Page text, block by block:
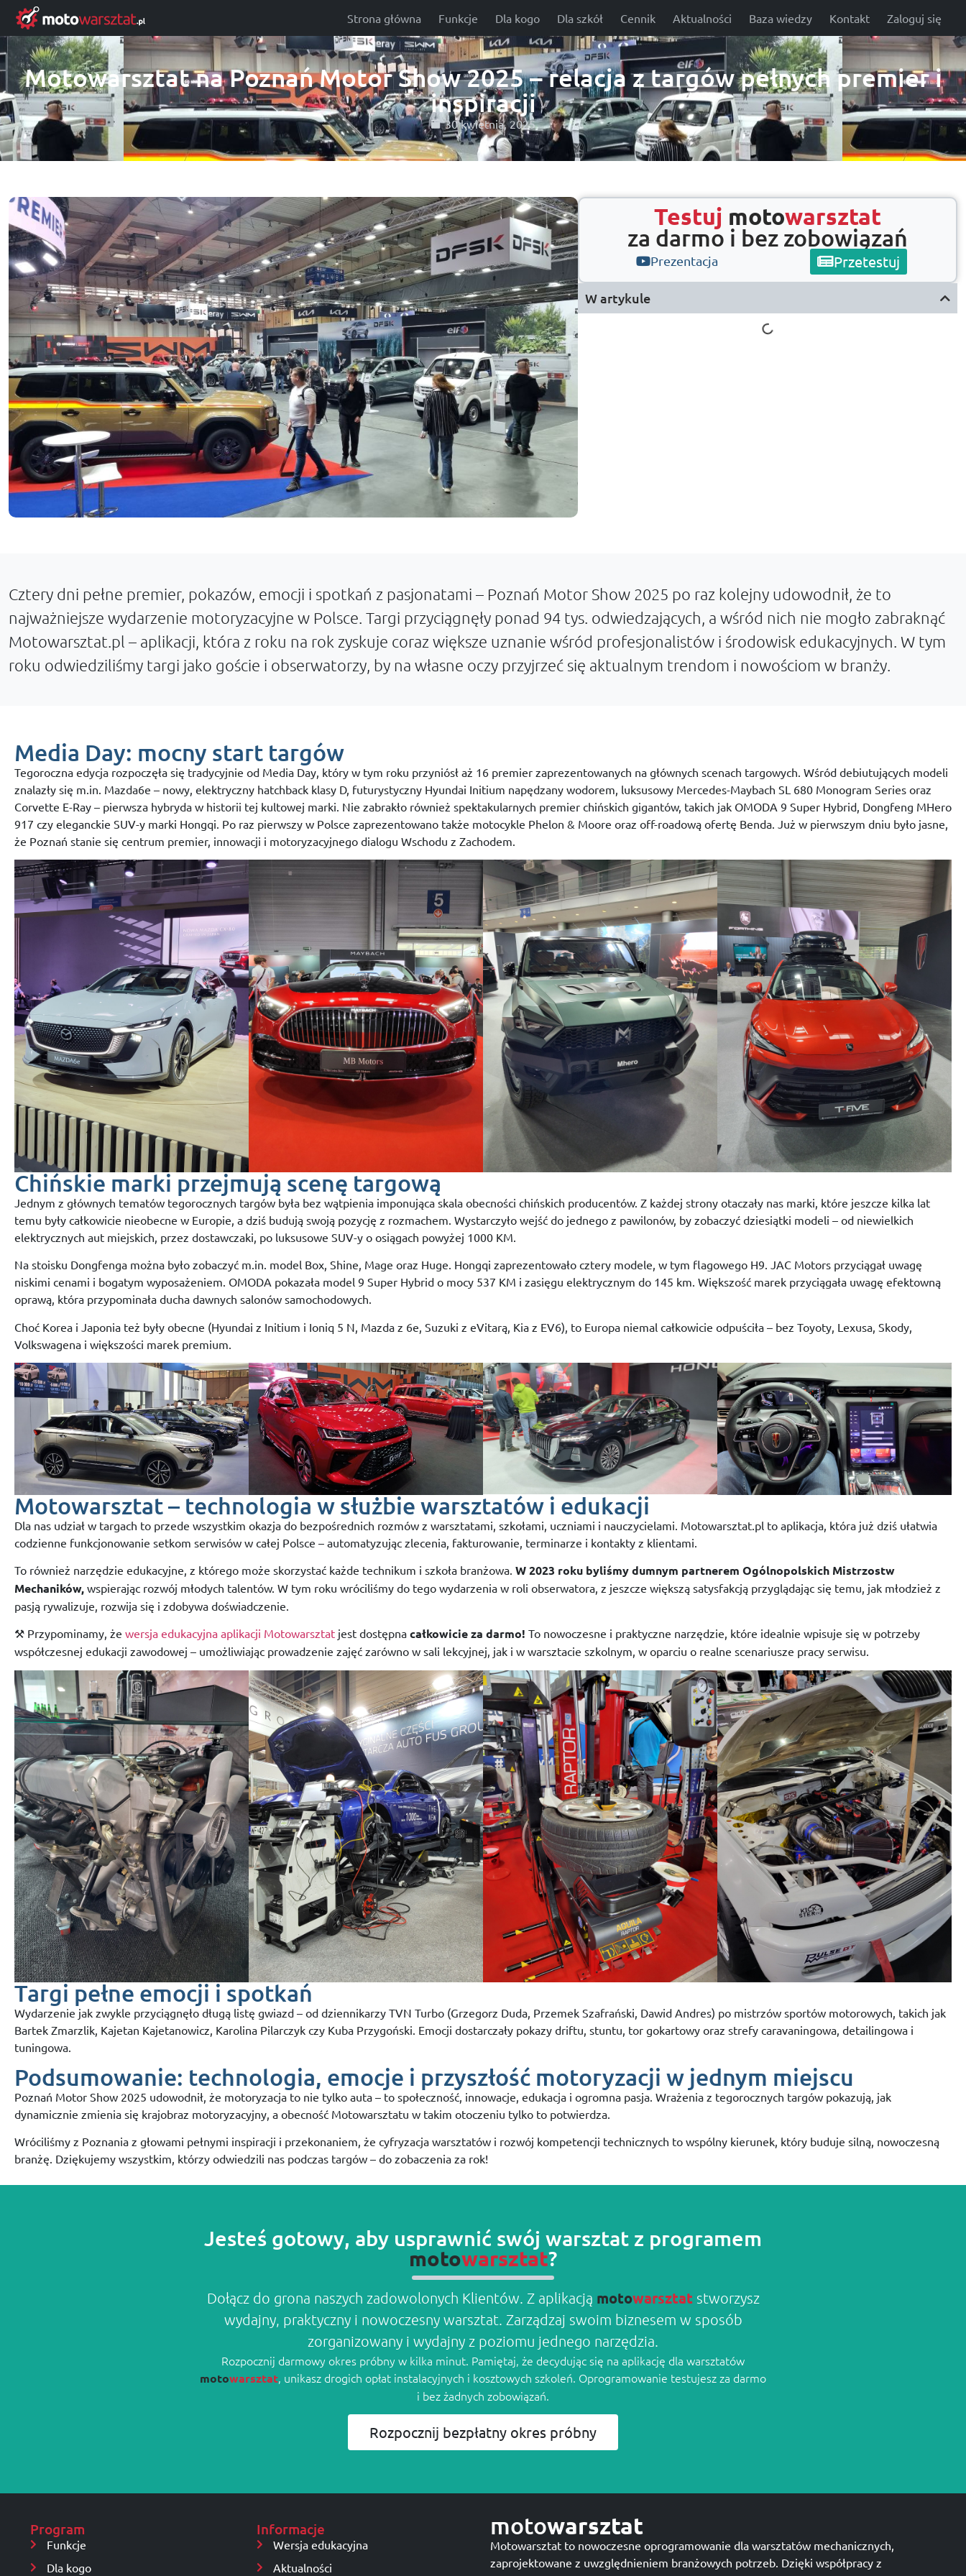
Strona główna Funkcje Dla kogo Dla szkół Cennik Aktualności Baza wiedzy Kontakt Zaloguj się
Motowarsztat na Poznań Motor Show 2025 – relacja z targów pełnych premier i
inspiracji
30 kwietnia, 2025
Testuj motowarsztat
za darmo i bez zobowiązań
Prezentacja Przetestuj
W artykule
Cztery dni pełne premier, pokazów, emocji i spotkań z pasjonatami – Poznań Motor Show 2025 po raz kolejny udowodnił, że to
najważniejsze wydarzenie motoryzacyjne w Polsce. Targi przyciągnęły ponad 94 tys. odwiedzających, a wśród nich nie mogło zabraknąć
Motowarsztat.pl – aplikacji, która z roku na rok zyskuje coraz większe uznanie wśród profesjonalistów i środowisk edukacyjnych. W tym
roku odwiedziliśmy targi jako goście i obserwatorzy, by na własne oczy przyjrzeć się aktualnym trendom i nowościom w branży.
Media Day: mocny start targów
Tegoroczna edycja rozpoczęła się tradycyjnie od Media Day, który w tym roku przyniósł aż 16 premier zaprezentowanych na głównych scenach targowych. Wśród debiutujących modeli
znalazły się m.in. Mazda6e – nowy, elektryczny hatchback klasy D, futurystyczny Hyundai Initium napędzany wodorem, luksusowy Mercedes-Maybach SL 680 Monogram Series oraz
Corvette E-Ray – pierwsza hybryda w historii tej kultowej marki. Nie zabrakło również spektakularnych premier chińskich gigantów, takich jak OMODA 9 Super Hybrid, Dongfeng MHero
917 czy eleganckie SUV-y marki Hongqi. Po raz pierwszy w Polsce zaprezentowano także motocykle Phelon & Moore oraz off-roadową ofertę Benda. Już w pierwszym dniu było jasne,
że Poznań stanie się centrum premier, innowacji i motoryzacyjnego dialogu Wschodu z Zachodem.
Chińskie marki przejmują scenę targową
Jednym z głównych tematów tegorocznych targów była bez wątpienia imponująca skala obecności chińskich producentów. Z każdej strony otaczały nas marki, które jeszcze kilka lat
temu były całkowicie nieobecne w Europie, a dziś budują swoją pozycję z rozmachem. Wystarczyło wejść do jednego z pawilonów, by zobaczyć dziesiątki modeli – od niewielkich
elektrycznych aut miejskich, przez dostawczaki, po luksusowe SUV-y o osiągach powyżej 1000 KM.
Na stoisku Dongfenga można było zobaczyć m.in. model Box, Shine, Mage oraz Huge. Hongqi zaprezentowało cztery modele, w tym flagowego H9. JAC Motors przyciągał uwagę
niskimi cenami i bogatym wyposażeniem. OMODA pokazała model 9 Super Hybrid o mocy 537 KM i zasięgu elektrycznym do 145 km. Większość marek przyciągała uwagę efektowną
oprawą, która przypominała ducha dawnych salonów samochodowych.
Choć Korea i Japonia też były obecne (Hyundai z Initium i Ioniq 5 N, Mazda z 6e, Suzuki z eVitarą, Kia z EV6), to Europa niemal całkowicie odpuściła – bez Toyoty, Lexusa, Skody,
Volkswagena i większości marek premium.
Motowarsztat – technologia w służbie warsztatów i edukacji
Dla nas udział w targach to przede wszystkim okazja do bezpośrednich rozmów z warsztatami, szkołami, uczniami i nauczycielami. Motowarsztat.pl to aplikacja, która już dziś ułatwia
codzienne funkcjonowanie setkom serwisów w całej Polsce – automatyzując zlecenia, fakturowanie, terminarze i kontakty z klientami.
To również narzędzie edukacyjne, z którego może skorzystać każde technikum i szkoła branżowa. W 2023 roku byliśmy dumnym partnerem Ogólnopolskich Mistrzostw
Mechaników, wspierając rozwój młodych talentów. W tym roku wróciliśmy do tego wydarzenia w roli obserwatora, z jeszcze większą satysfakcją przyglądając się temu, jak młodzież z
pasją rywalizuje, rozwija się i zdobywa doświadczenie.
⚒️ Przypominamy, że wersja edukacyjna aplikacji Motowarsztat jest dostępna całkowicie za darmo! To nowoczesne i praktyczne narzędzie, które idealnie wpisuje się w potrzeby
współczesnej edukacji zawodowej – umożliwiając prowadzenie zajęć zarówno w sali lekcyjnej, jak i w warsztacie szkolnym, w oparciu o realne scenariusze pracy serwisu.
Targi pełne emocji i spotkań
Wydarzenie jak zwykle przyciągnęło długą listę gwiazd – od dziennikarzy TVN Turbo (Grzegorz Duda, Przemek Szafrański, Dawid Andres) po mistrzów sportów motorowych, takich jak
Bartek Zmarzlik, Kajetan Kajetanowicz, Karolina Pilarczyk czy Kuba Przygoński. Emocji dostarczały pokazy driftu, stuntu, tor gokartowy oraz strefy caravaningowa, detailingowa i
tuningowa.
Podsumowanie: technologia, emocje i przyszłość motoryzacji w jednym miejscu
Poznań Motor Show 2025 udowodnił, że motoryzacja to nie tylko auta – to społeczność, innowacje, edukacja i ogromna pasja. Wrażenia z tegorocznych targów pokazują, jak
dynamicznie zmienia się krajobraz motoryzacyjny, a obecność Motowarsztatu w takim otoczeniu tylko to potwierdza.
Wróciliśmy z Poznania z głowami pełnymi inspiracji i przekonaniem, że cyfryzacja warsztatów i rozwój kompetencji technicznych to wspólny kierunek, który buduje silną, nowoczesną
branżę. Dziękujemy wszystkim, którzy odwiedzili nas podczas targów – do zobaczenia za rok!
Jesteś gotowy, aby usprawnić swój warsztat z programem
motowarsztat?
Dołącz do grona naszych zadowolonych Klientów. Z aplikacją motowarsztat stworzysz
wydajny, praktyczny i nowoczesny warsztat. Zarządzaj swoim biznesem w sposób
zorganizowany i wydajny z poziomu jednego narzędzia.
Rozpocznij darmowy okres próbny w kilka minut. Pamiętaj, że decydując się na aplikację dla warsztatów
motowarsztat, unikasz drogich opłat instalacyjnych i kosztowych szkoleń. Oprogramowanie testujesz za darmo
i bez żadnych zobowiązań.
Rozpocznij bezpłatny okres próbny
Program
Funkcje
Dla kogo
Informacje
Wersja edukacyjna
Aktualności
motowarsztat
Motowarsztat to nowoczesne oprogramowanie dla warsztatów mechanicznych,
zaprojektowane z uwzględnieniem branżowych potrzeb. Dzięki współpracy z